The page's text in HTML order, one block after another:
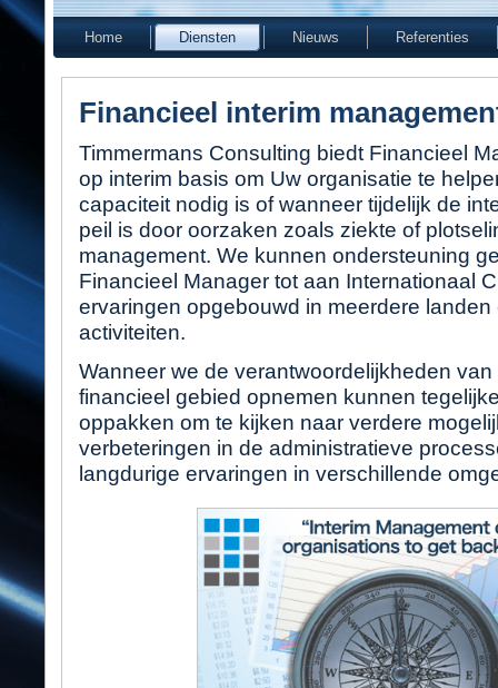
Home Diensten Nieuws Referenties
Financieel interim
Timmermans Consulting biedt Financieel
op interim basis om Uw organisatie te
capaciteit nodig is of wanneer tijdelijk de
peil is door oorzaken zoals ziekte of
management. We kunnen ondersteuning
Financieel Manager tot aan Internationaal
ervaringen opgebouwd in meerdere
activiteiten.
Wanneer we de verantwoordelijkheden van
financieel gebied opnemen kunnen
oppakken om te kijken naar verdere
verbeteringen in de administratieve
langdurige ervaringen in verschillende